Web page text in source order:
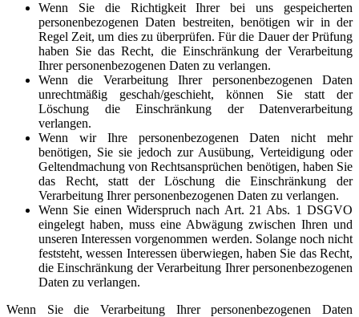
Wenn Sie die Richtigkeit Ihrer bei uns gespeicherten
personenbezogenen Daten bestreiten, benötigen wir in der
Regel Zeit, um dies zu überprüfen. Für die Dauer der Prüfung
haben Sie das Recht, die Einschränkung der Verarbeitung
Ihrer personenbezogenen Daten zu verlangen.
Wenn die Verarbeitung Ihrer personenbezogenen Daten
unrechtmäßig geschah/geschieht, können Sie statt der
Löschung die Einschränkung der Datenverarbeitung
verlangen.
Wenn wir Ihre personenbezogenen Daten nicht mehr
benötigen, Sie sie jedoch zur Ausübung, Verteidigung oder
Geltendmachung von Rechtsansprüchen benötigen, haben Sie
das Recht, statt der Löschung die Einschränkung der
Verarbeitung Ihrer personenbezogenen Daten zu verlangen.
Wenn Sie einen Widerspruch nach Art. 21 Abs. 1 DSGVO
eingelegt haben, muss eine Abwägung zwischen Ihren und
unseren Interessen vorgenommen werden. Solange noch nicht
feststeht, wessen Interessen überwiegen, haben Sie das Recht,
die Einschränkung der Verarbeitung Ihrer personenbezogenen
Daten zu verlangen.
Wenn Sie die Verarbeitung Ihrer personenbezogenen Daten